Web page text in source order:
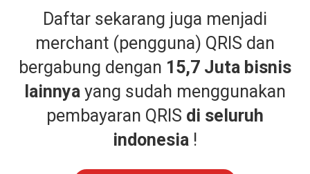
Daftar sekarang juga menjadi
merchant (pengguna) QRIS dan
bergabung dengan 15,7 Juta bisnis
lainnya yang sudah menggunakan
pembayaran QRIS di seluruh
indonesia !